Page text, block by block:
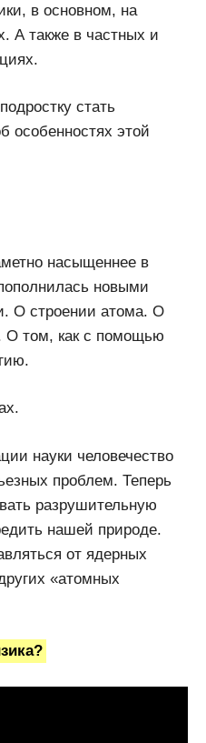
в основном, на
А также в частных и
стать
этой
насыщеннее в
новыми
О строении атома. О
О том, как с помощью
науки человечество
проблем. Теперь
разрушительную
нашей природе.
от ядерных
«атомных